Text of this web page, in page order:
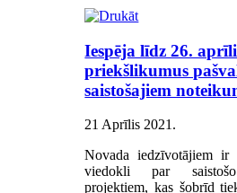
Iespēja līdz 26.
priekšlikumus
saistošajiem
21 Aprīlis 2021 .
Novada iedzīvotājiem ir
viedokli par
projektiem, kas šobrīd